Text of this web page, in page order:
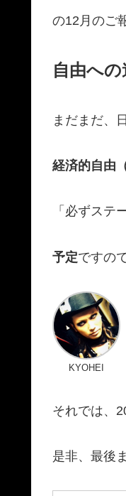
の12月のご
自由への
まだまだ、
経済的自由
「必ずステ
予定ですの
KYOHEI
それでは、
是非、最後